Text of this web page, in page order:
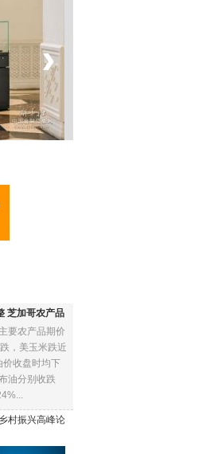
›
芝加哥农产品
要农产品期价
，美玉米跌近
价收盘时均下
油分别收跌
村振兴高峰论